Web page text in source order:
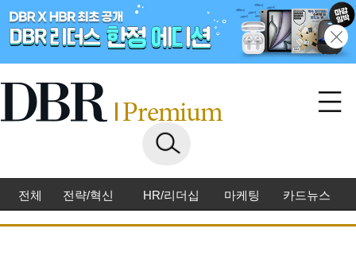
전체 전략/혁신 HR/리더십 마케팅 카드뉴스